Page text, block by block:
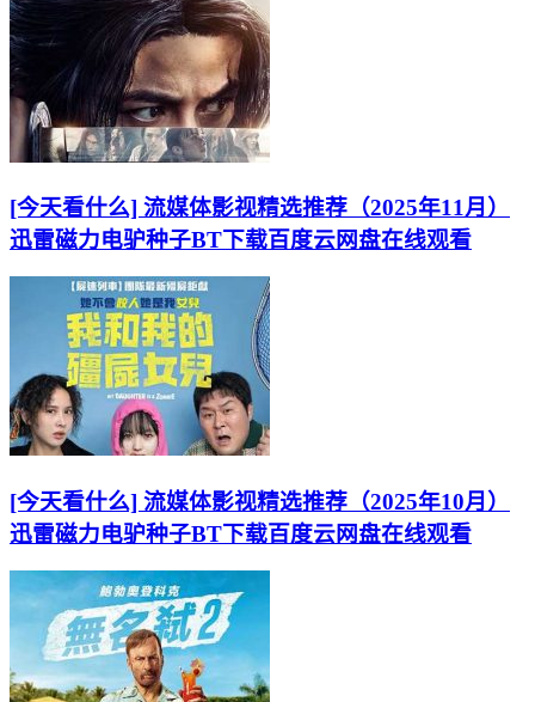
[今天看什么] 流媒体影视精选推荐（2025年11月）
迅雷磁力电驴种子BT下载百度云网盘在线观看
[今天看什么] 流媒体影视精选推荐（2025年10月）
迅雷磁力电驴种子BT下载百度云网盘在线观看